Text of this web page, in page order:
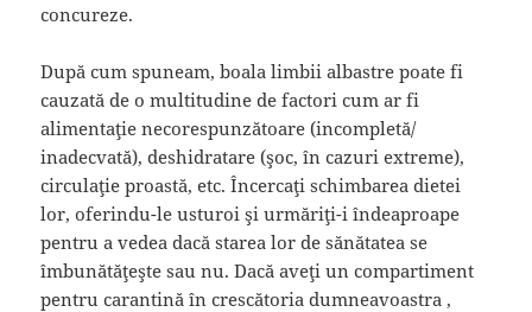
concureze.
După cum spuneam, boala limbii albastre poate fi
cauzată de o multitudine de factori cum ar fi
alimentaţie necorespunzătoare (incompletă/
inadecvată), deshidratare (şoc, în cazuri extreme),
circulaţie proastă, etc. Încercaţi schimbarea dietei
lor, oferindu-le usturoi şi urmăriţi-i îndeaproape
pentru a vedea dacă starea lor de sănătatea se
îmbunătăţeşte sau nu. Dacă aveţi un compartiment
pentru carantină în crescătoria dumneavoastra ,